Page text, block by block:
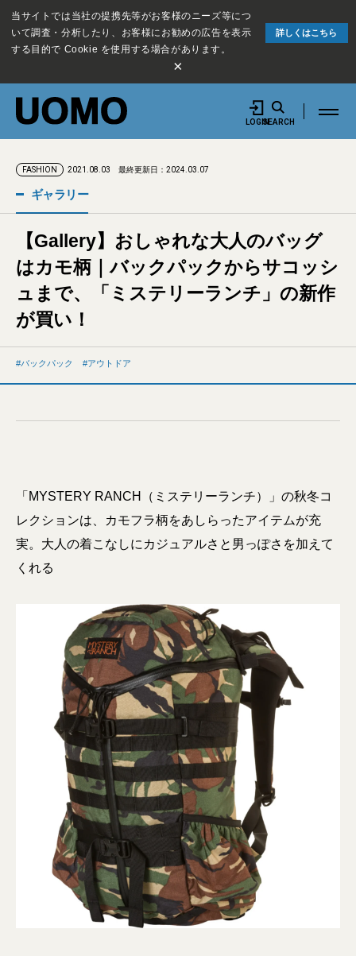
当サイトでは当社の提携先等がお客様のニーズ等につ
いて調査・分析したり、お客様にお勧めの広告を表示
する目的で Cookie を使用する場合があります。
詳しくはこちら
×
LOGINSEARCH
FASHION 2021.08.03 最終更新日：2024.03.07
ギャラリー
【Gallery】おしゃれな大人のバッグ
はカモ柄｜バックパックからサコッシ
ュまで、「ミステリーランチ」の新作
が買い！
バックパック アウトドア
「MYSTERY RANCH（ミステリーランチ）」の秋冬コ
レクションは、カモフラ柄をあしらったアイテムが充
実。大人の着こなしにカジュアルさと男っぽさを加えて
くれる